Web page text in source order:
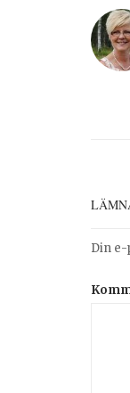
Din